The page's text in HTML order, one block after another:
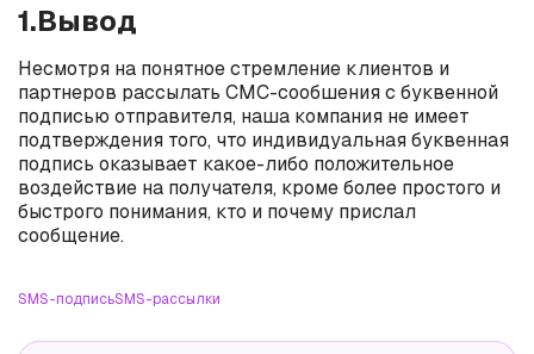
1.Вывод
Несмотря на понятное стремление клиентов и
партнеров рассылать СМС-сообшения с буквенной
подписью отправителя, наша компания не имеет
подтверждения того, что индивидуальная буквенная
подпись оказывает какое-либо положительное
воздействие на получателя, кроме более простого и
быстрого понимания, кто и почему прислал
сообщение.
SMS-подписьSMS-рассылки